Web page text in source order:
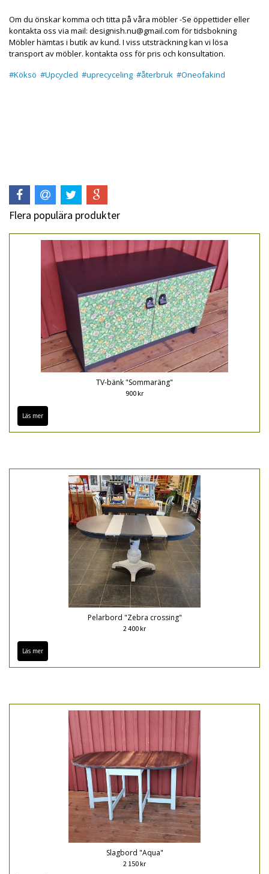
Om du önskar komma och titta på våra möbler -Se öppettider eller
kontakta oss via mail: designish.nu@gmail.com för tidsbokning
Möbler hämtas i butik av kund. I viss utsträckning kan vi lösa
transport av möbler. kontakta oss för pris och konsultation.
#Köksö #Upcycled #uprecyceling #återbruk #Oneofakind
Flera populära produkter
TV-bänk "Sommaräng"
900 kr
Läs mer
Pelarbord "Zebra crossing"
2 400 kr
Läs mer
Slagbord "Aqua"
2 150 kr